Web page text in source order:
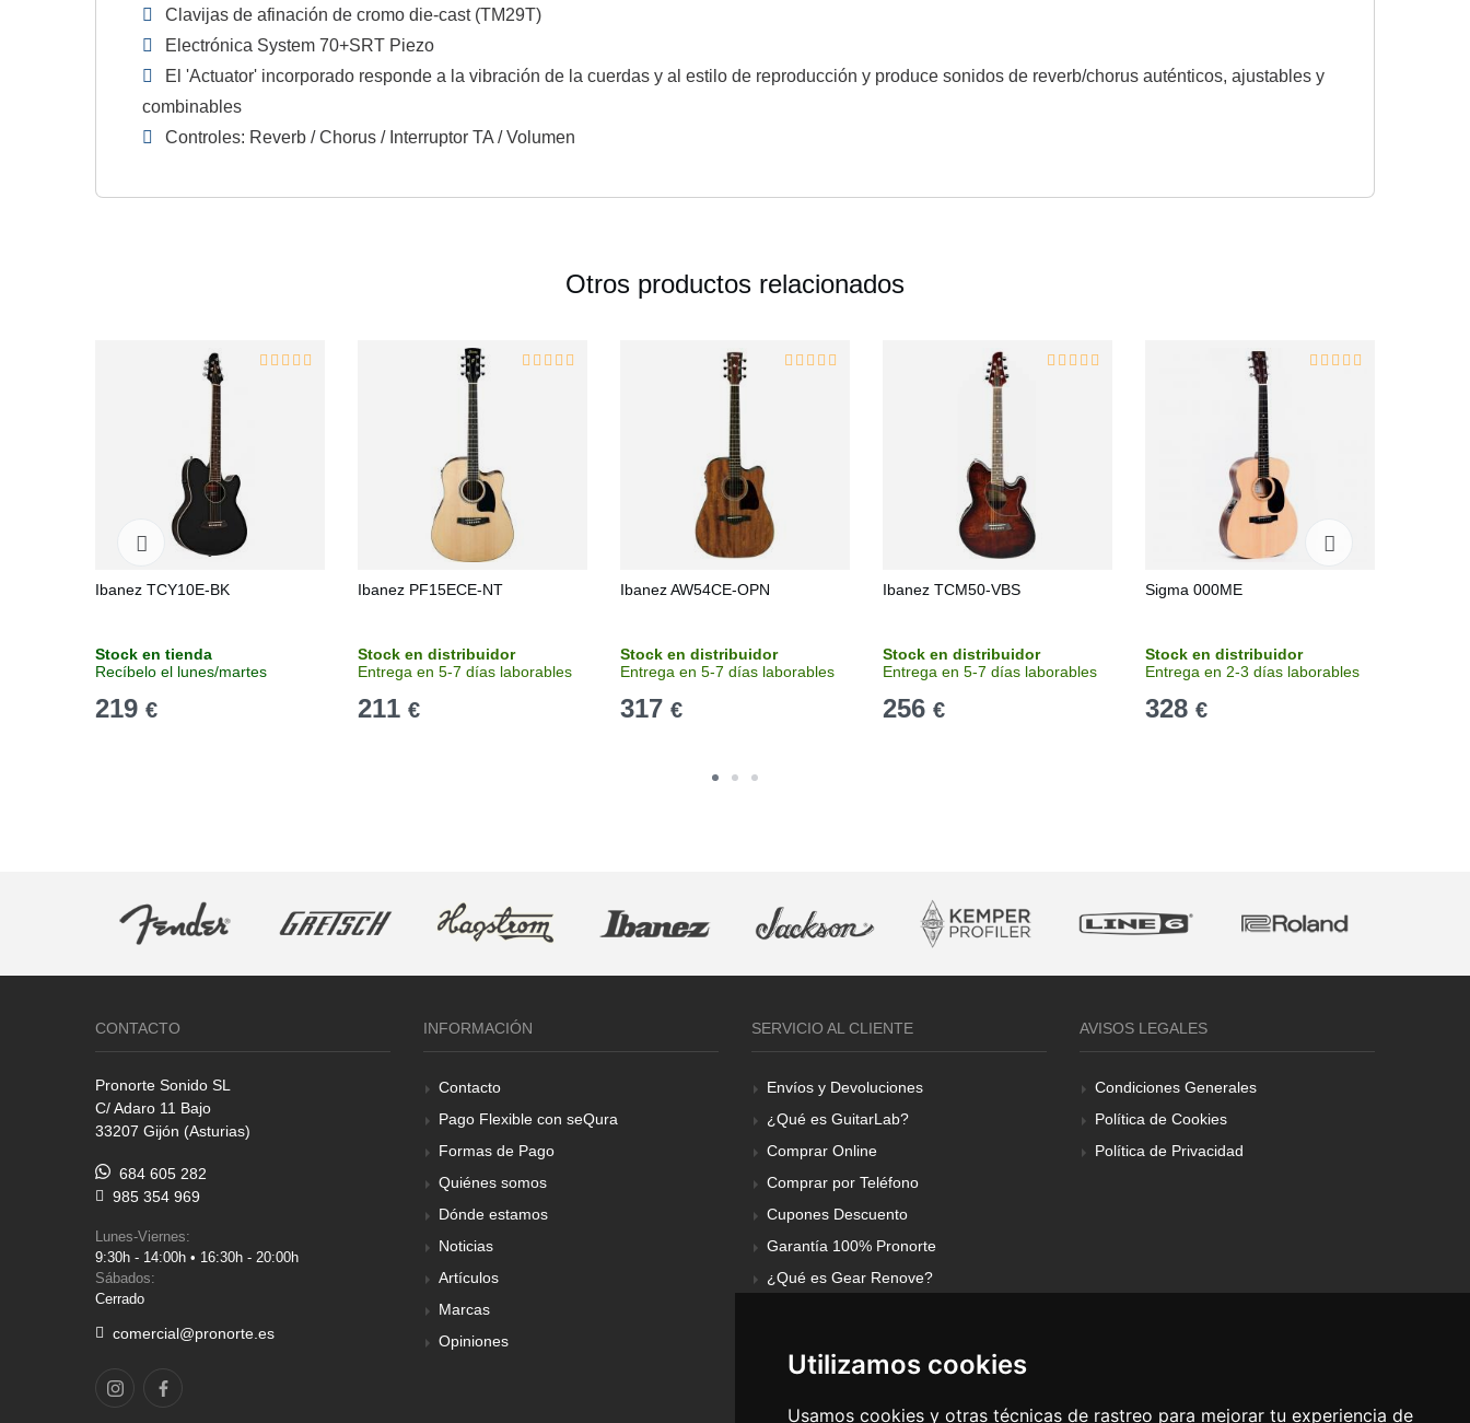
Utilizamos cookies
Usamos cookies y otras técnicas de rastreo para mejorar tu experiencia de
Clavijas de afinación de cromo die-cast (TM29T)
Electrónica System 70+SRT Piezo
El 'Actuator' incorporado responde a la vibración de la cuerdas y al estilo de reproducción y produce sonidos de reverb/chorus auténticos, ajustables y
combinables
Controles: Reverb / Chorus / Interruptor TA / Volumen
Otros productos relacionados
Ibanez TCY10E-BK
Stock en tienda
Recíbelo el lunes/martes
219 €
Ibanez PF15ECE-NT
Stock en distribuidor
Entrega en 5-7 días laborables
211 €
Ibanez AW54CE-OPN
Stock en distribuidor
Entrega en 5-7 días laborables
317 €
Ibanez TCM50-VBS
Stock en distribuidor
Entrega en 5-7 días laborables
256 €
Sigma 000ME
Stock en distribuidor
Entrega en 2-3 días laborables
328 €
CONTACTO
Pronorte Sonido SL
C/ Adaro 11 Bajo
33207 Gijón (Asturias)
684 605 282
985 354 969
Lunes-Viernes:
9:30h - 14:00h • 16:30h - 20:00h
Sábados:
Cerrado
comercial@pronorte.es
INFORMACIÓN
Contacto
Pago Flexible con seQura
Formas de Pago
Quiénes somos
Dónde estamos
Noticias
Artículos
Marcas
Opiniones
SERVICIO AL CLIENTE
Envíos y Devoluciones
¿Qué es GuitarLab?
Comprar Online
Comprar por Teléfono
Cupones Descuento
Garantía 100% Pronorte
¿Qué es Gear Renove?
AVISOS LEGALES
Condiciones Generales
Política de Cookies
Política de Privacidad